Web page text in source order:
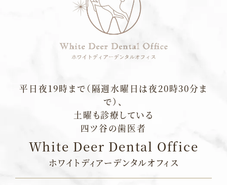
平⽇夜19時まで（隔週水曜日は夜20時30分ま
で）、
土曜も診療している
四ツ谷の⻭医者
White Deer Dental Office
ホワイトディアーデンタルオフィス